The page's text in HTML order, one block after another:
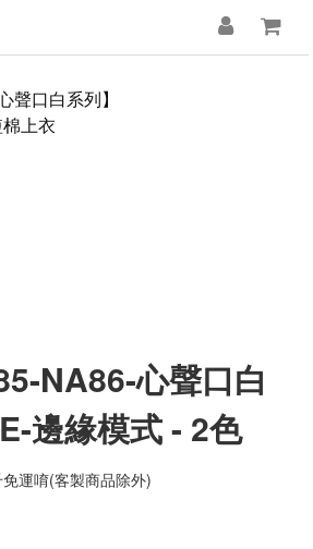
心聲口白系列】
上衣
NA86-心聲口白
邊緣模式 - 2色
運唷(客製商品除外)